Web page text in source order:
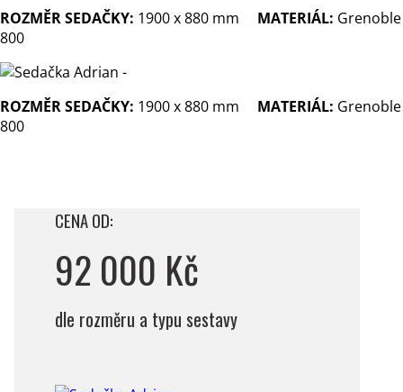
ROZMĚR SEDAČKY: 1900 x 880 mm MATERIÁL: Grenoble
800
ROZMĚR SEDAČKY: 1900 x 880 mm MATERIÁL: Grenoble
800
CENA OD:
92 000 Kč
dle rozměru a typu sestavy